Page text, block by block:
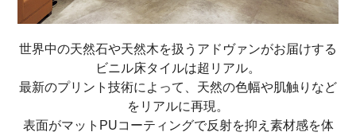
世界中の天然石や天然木を扱うアドヴァンがお届けする
ビニル床タイルは超リアル。
最新のプリント技術によって、天然の色幅や肌触りなど
をリアルに再現。
表面がマットPUコーティングで反射を抑え素材感を体